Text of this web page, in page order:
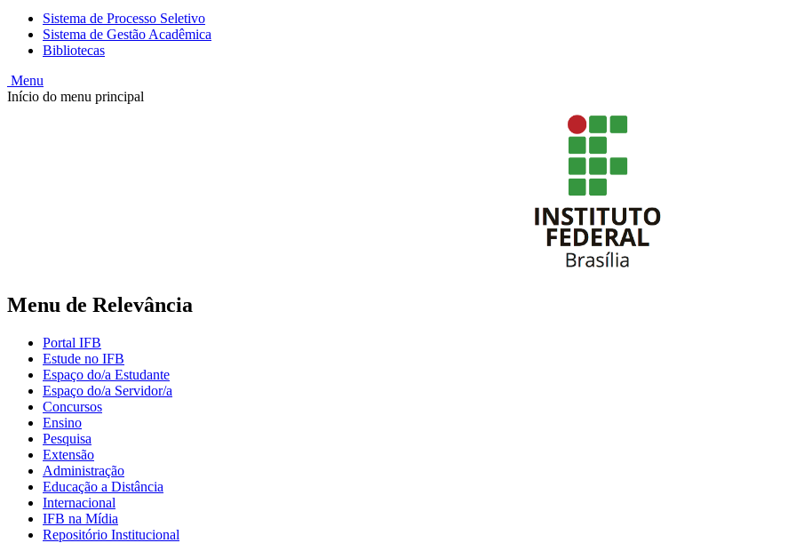
Sistema de Processo Seletivo
Sistema de Gestão Acadêmica
Bibliotecas
Menu
Início do menu principal
Menu de Relevância
Portal IFB
Estude no IFB
Espaço do/a Estudante
Espaço do/a Servidor/a
Concursos
Ensino
Pesquisa
Extensão
Administração
Educação a Distância
Internacional
IFB na Mídia
Repositório Institucional